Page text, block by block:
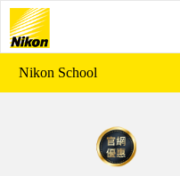
Nikon School